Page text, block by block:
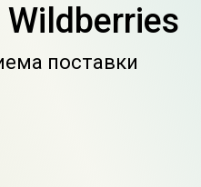
поставки